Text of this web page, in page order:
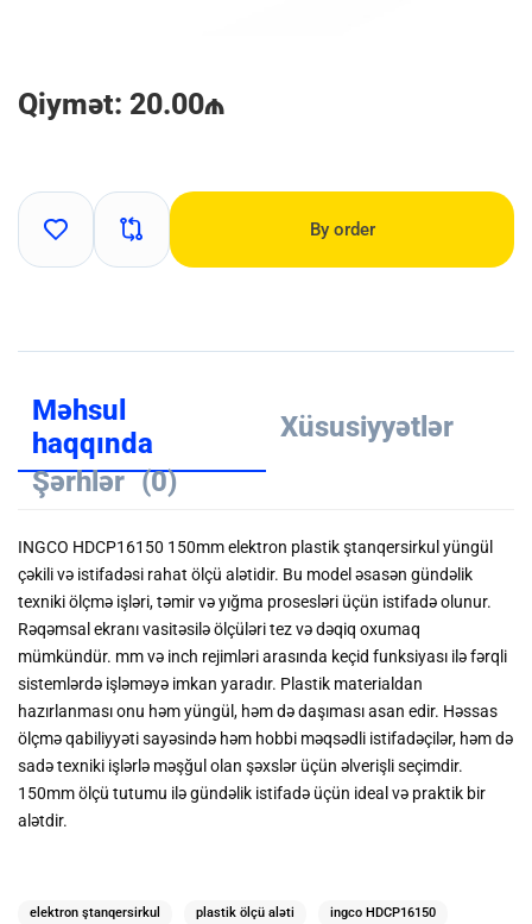
Qiymət: 20.00₼
By order
Məhsul
haqqında
Xüsusiyyətlər
Şərhlər (0)
INGCO HDCP16150 150mm elektron plastik ştanqersirkul yüngül
çəkili və istifadəsi rahat ölçü alətidir. Bu model əsasən gündəlik
texniki ölçmə işləri, təmir və yığma prosesləri üçün istifadə olunur.
Rəqəmsal ekranı vasitəsilə ölçüləri tez və dəqiq oxumaq
mümkündür. mm və inch rejimləri arasında keçid funksiyası ilə fərqli
sistemlərdə işləməyə imkan yaradır. Plastik materialdan
hazırlanması onu həm yüngül, həm də daşıması asan edir. Həssas
ölçmə qabiliyyəti sayəsində həm hobbi məqsədli istifadəçilər, həm də
sadə texniki işlərlə məşğul olan şəxslər üçün əlverişli seçimdir.
150mm ölçü tutumu ilə gündəlik istifadə üçün ideal və praktik bir
alətdir.
elektron ştanqersirkul plastik ölçü aləti ingco HDCP16150